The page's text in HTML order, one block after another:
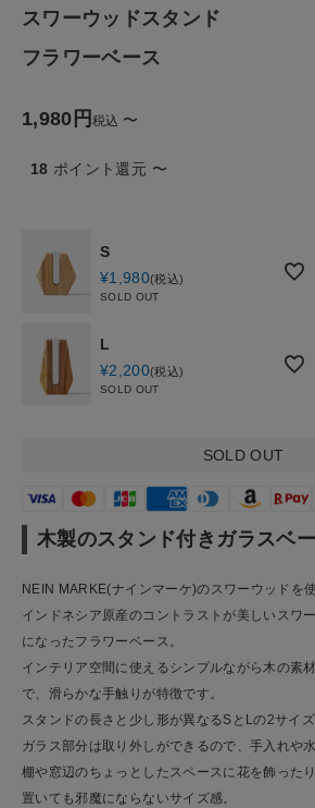
生活雑貨
食品
ギフト
全ての商品
CONTENTS
特集
ご利用ガイド
スワーウッドスタンド
フラワーベース
1,980 税込 〜
18 ポイント還元 〜
S
¥1,980 税込
SOLD OUT
L
¥2,200 税込
SOLD OUT
SOLD OUT
木製のスタンド付きガラスベ
NEIN MARKE(ナインマーケ)のスワーウッドを
インドネシア原産のコントラストが美しいスワ
になったフラワーベース。
インテリア空間に使えるシンプルながら木の素
で、滑らかな手触りが特徴です。
スタンドの長さと少し形が異なるSとLの2サイズ
ガラス部分は取り外しができるので、手入れや
棚や窓辺のちょっとしたスペースに花を飾った
置いても邪魔にならないサイズ感。